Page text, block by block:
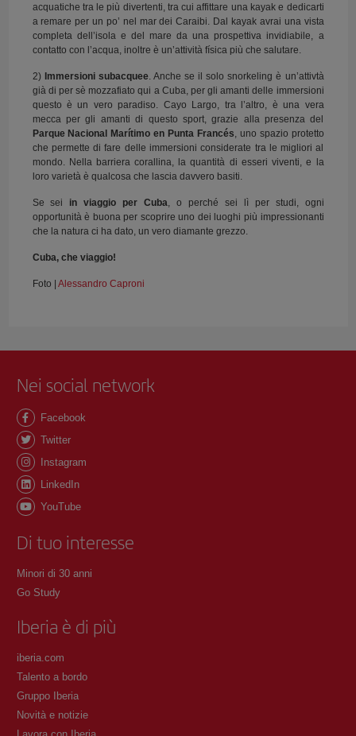
acquatiche tra le più divertenti, tra cui affittare una kayak e dedicarti
a remare per un po’ nel mar dei Caraibi. Dal kayak avrai una vista
completa dell’isola e del mare da una prospettiva invidiabile, a
contatto con l’acqua, inoltre è un’attività física più che salutare.
2) Immersioni subacquee . Anche se il solo snorkeling è un’attivtà
già di per sè mozzafiato qui a Cuba, per gli amanti delle immersioni
questo è un vero paradiso. Cayo Largo, tra l’altro, è una vera
mecca per gli amanti di questo sport, grazie alla presenza del
Parque Nacional Marítimo en Punta Francés , uno spazio protetto
che permette di fare delle immersioni considerate tra le migliori al
mondo. Nella barriera corallina, la quantità di esseri viventi, e la
loro varietà è qualcosa che lascia davvero basiti.
Se sei in viaggio per Cuba , o perché sei lì per studi, ogni
opportunità è buona per scoprire uno dei luoghi più impressionanti
che la natura ci ha dato, un vero diamante grezzo.
Cuba, che viaggio!
Foto | Alessandro Caproni
Nei social network
Facebook
Twitter
Instagram
LinkedIn
YouTube
Di tuo interesse
Minori di 30 anni
Go Study
Iberia è di più
iberia.com
Talento a bordo
Gruppo Iberia
Novità e notizie